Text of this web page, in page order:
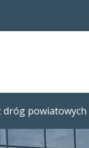
dróg powiatowych